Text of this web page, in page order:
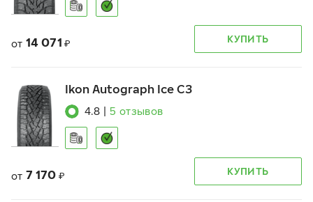
от 14 071 ₽ КУПИТЬ
Ikon Autograph Ice C3
4.8 5 отзывов
от 7 170 ₽ КУПИТЬ